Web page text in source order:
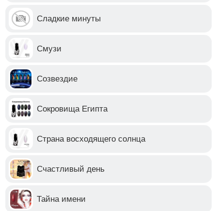
Сладкие минуты
Смузи
Созвездие
Сокровища Египта
Страна восходящего солнца
Счастливый день
Тайна имени